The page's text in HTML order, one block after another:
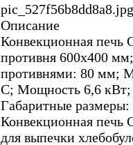
pic_527f56b8dd8a8.jpg
Описание
Конвекционная печь
противня 600х400
противнями: 80 мм;
С; Мощность 6,6
Габаритные
Конвекционная печь
для выпечки